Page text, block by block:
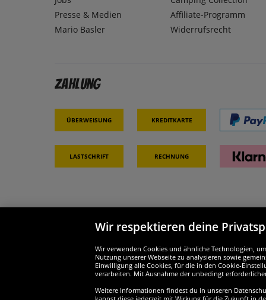
Presse & Medien
Mario Basler
Affiliate-Programm
Widerrufsrecht
Zahlung
Überweisung Kreditkarte
Lastschrift Rechnung
Partner & Sicherheit Wir
Wir respektieren deine
Wir verwenden Cookies und ähnliche Technologien,
Nutzung unserer Webseite zu analysieren sowie
Einwilligung alle Cookies, für die in den Cookie-
verarbeiten. Mit Ausnahme der unbedingt
Weitere Informationen findest du in unseren